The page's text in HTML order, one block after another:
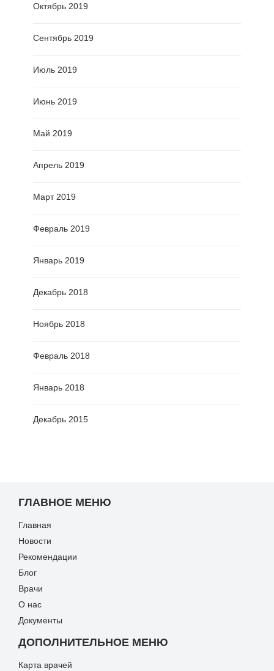
Октябрь 2019
Сентябрь 2019
Июль 2019
Июнь 2019
Май 2019
Апрель 2019
Март 2019
Февраль 2019
Январь 2019
Декабрь 2018
Ноябрь 2018
Февраль 2018
Январь 2018
Декабрь 2015
ГЛАВНОЕ МЕНЮ
Главная
Новости
Рекомендации
Блог
Врачи
О нас
Документы
ДОПОЛНИТЕЛЬНОЕ МЕНЮ
Карта врачей